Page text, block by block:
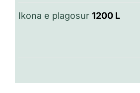
Ikona e plagosur 1200 L